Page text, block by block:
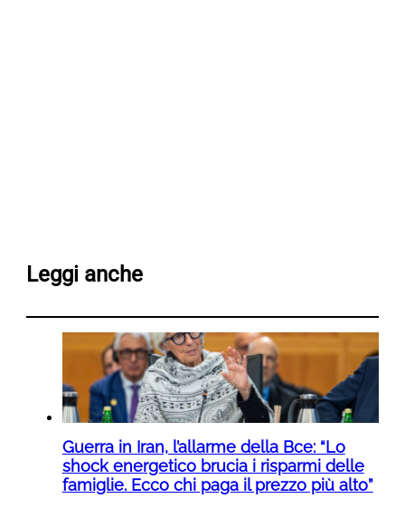
Leggi anche
Guerra in Iran, l’allarme della Bce: “Lo
shock energetico brucia i risparmi delle
famiglie. Ecco chi paga il prezzo più alto”